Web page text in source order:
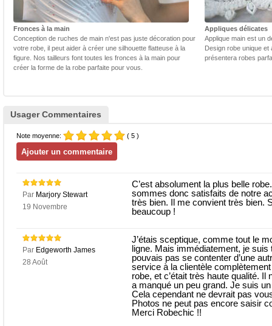
Fronces à la main
Conception de ruches de main n'est pas juste décoration pour
votre robe, il peut aider à créer une silhouette flatteuse à la
figure. Nos tailleurs font toutes les fronces à la main pour
créer la forme de la robe parfaite pour vous.
Appliques délicates
Applique main est un
Design robe unique
présentera robes
Usager Commentaires
Note moyenne: ( 5 )
Par Marjory Stewart
19 Novembre
C’est absolument la plus belle
sommes donc satisfaits de notre
très bien. Il me convient très bien.
beaucoup !
Par Edgeworth James
28 Août
J’étais sceptique, comme tout le
ligne. Mais immédiatement, je
pouvais pas se contenter d’une
service à la clientèle
robe, et c’était très haute qualité.
a manqué un peu grand. Je suis
Cela cependant ne devrait pas
Photos ne peut pas encore saisir
Merci Robechic !!